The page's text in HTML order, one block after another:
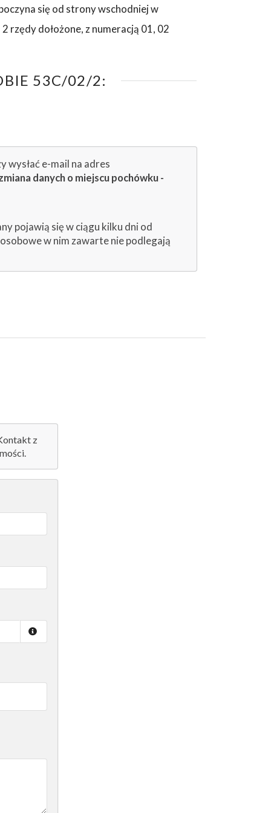
się od strony wschodniej w
rzędy dołożone, z numeracją 01, 02
53C/02/2:
wysłać e-mail na adres
danych o miejscu pochówku -
pojawią się w ciągu kilku dni od
w nim zawarte nie podlegają
z